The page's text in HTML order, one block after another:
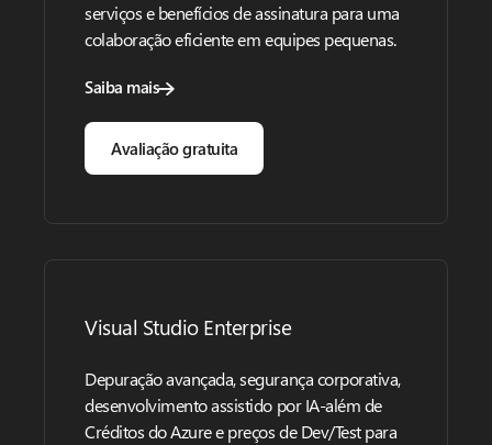
serviços e benefícios de assinatura para uma
colaboração eficiente em equipes pequenas.
Saiba mais
Avaliação gratuita
Visual Studio Enterprise
Depuração avançada, segurança corporativa,
desenvolvimento assistido por IA-além de
Créditos do Azure e preços de Dev/Test para